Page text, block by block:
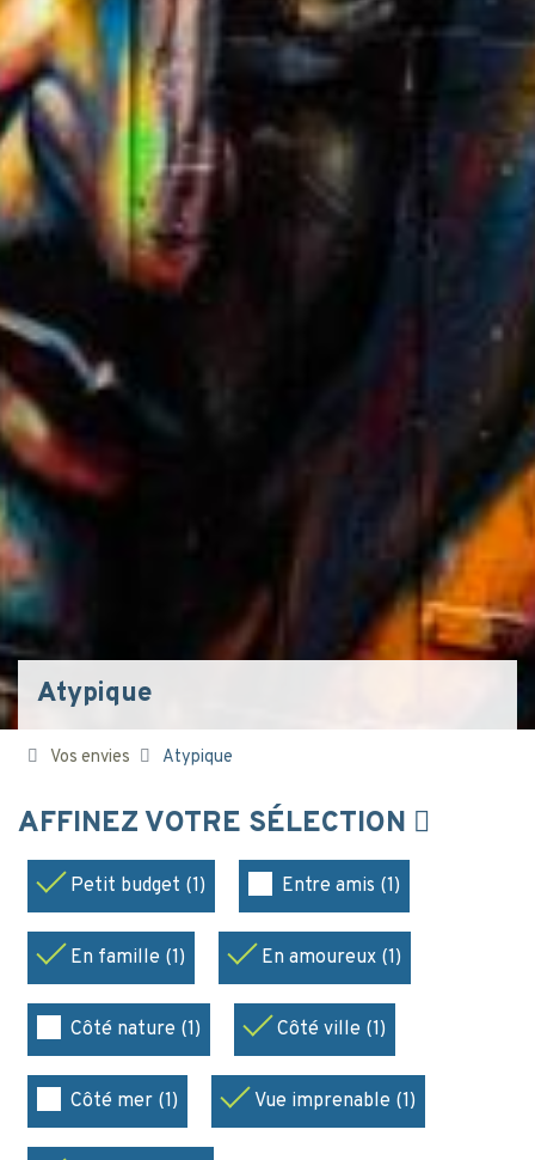
Atypique
Vos envies Atypique
AFFINEZ VOTRE SÉLECTION
Petit budget (1) Entre amis (1)
En famille (1) En amoureux (1)
Côté nature (1) Côté ville (1)
Côté mer (1) Vue imprenable (1)